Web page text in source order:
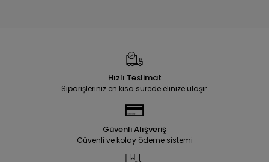
Hızlı Teslimat
Siparişleriniz en kısa sürede elinize ulaşır.
Güvenli Alışveriş
Güvenli ve kolay ödeme sistemi